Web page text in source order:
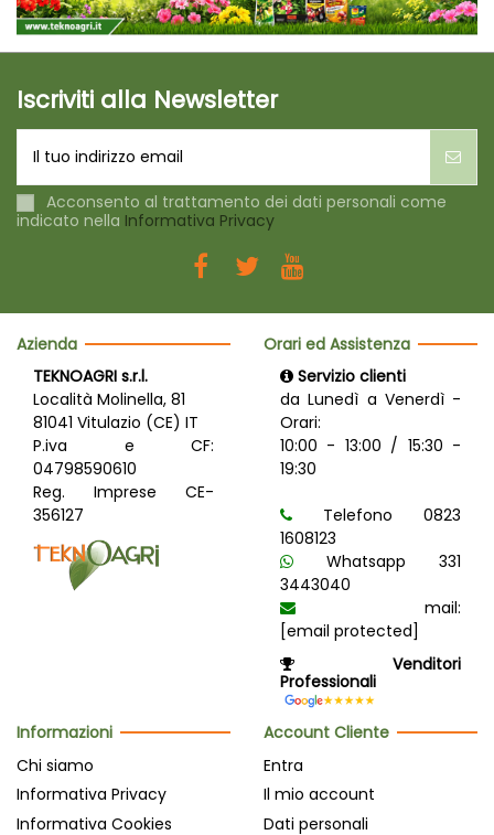
Iscriviti alla Newsletter
Acconsento al trattamento dei dati personali come
indicato nella Informativa Privacy
Azienda
TEKNOAGRI s.r.l.
Località Molinella, 81
81041 Vitulazio (CE) IT
P.iva e CF:
04798590610
Reg. Imprese CE-
356127
Orari ed Assistenza
Servizio clienti
da Lunedì a Venerdì -
Orari:
10:00 - 13:00 / 15:30 -
19:30
Telefono 0823
1608123
Whatsapp 331
3443040
mail:
[email protected]
Venditori
Professionali
Informazioni
Chi siamo
Informativa Privacy
Informativa Cookies
Account Cliente
Entra
Il mio account
Dati personali